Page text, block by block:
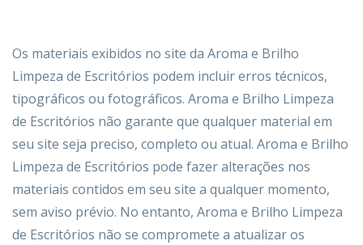
Os materiais exibidos no site da Aroma e Brilho
Limpeza de Escritórios podem incluir erros técnicos,
tipográficos ou fotográficos. Aroma e Brilho Limpeza
de Escritórios não garante que qualquer material em
seu site seja preciso, completo ou atual. Aroma e Brilho
Limpeza de Escritórios pode fazer alterações nos
materiais contidos em seu site a qualquer momento,
sem aviso prévio. No entanto, Aroma e Brilho Limpeza
de Escritórios não se compromete a atualizar os